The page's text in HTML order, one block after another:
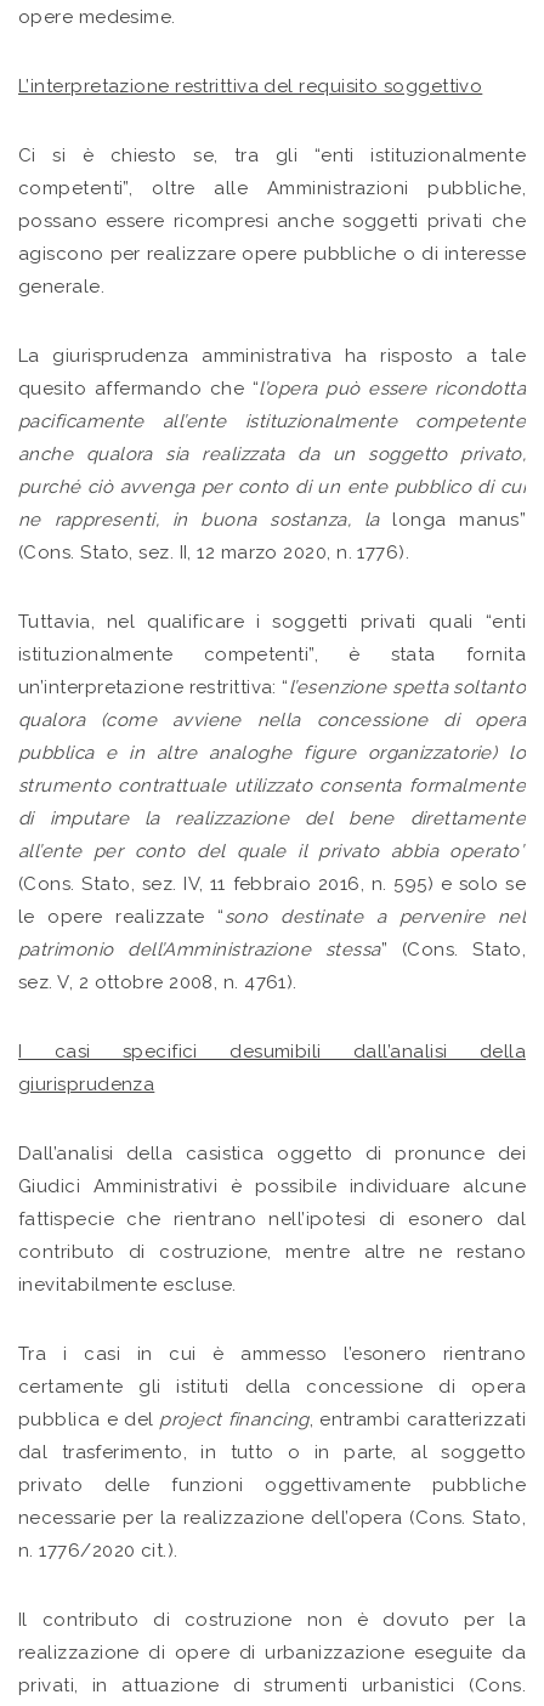
opere medesime.
L’interpretazione restrittiva del requisito soggettivo
Ci si è chiesto se, tra gli “enti istituzionalmente
competenti”, oltre alle Amministrazioni pubbliche,
possano essere ricompresi anche soggetti privati che
agiscono per realizzare opere pubbliche o di interesse
generale.
La giurisprudenza amministrativa ha risposto a tale
quesito affermando che “l’opera può essere ricondotta
pacificamente all’ente istituzionalmente competente
anche qualora sia realizzata da un soggetto privato,
purché ciò avvenga per conto di un ente pubblico di cui
ne rappresenti, in buona sostanza, la longa manus”
(Cons. Stato, sez. II, 12 marzo 2020, n. 1776).
Tuttavia, nel qualificare i soggetti privati quali “enti
istituzionalmente competenti”, è stata fornita
un’interpretazione restrittiva: “l’esenzione spetta soltanto
qualora (come avviene nella concessione di opera
pubblica e in altre analoghe figure organizzatorie) lo
strumento contrattuale utilizzato consenta formalmente
di imputare la realizzazione del bene direttamente
all’ente per conto del quale il privato abbia operato”
(Cons. Stato, sez. IV, 11 febbraio 2016, n. 595) e solo se
le opere realizzate “sono destinate a pervenire nel
patrimonio dell’Amministrazione stessa” (Cons. Stato,
sez. V, 2 ottobre 2008, n. 4761).
I casi specifici desumibili dall’analisi della
giurisprudenza
Dall’analisi della casistica oggetto di pronunce dei
Giudici Amministrativi è possibile individuare alcune
fattispecie che rientrano nell’ipotesi di esonero dal
contributo di costruzione, mentre altre ne restano
inevitabilmente escluse.
Tra i casi in cui è ammesso l’esonero rientrano
certamente gli istituti della concessione di opera
pubblica e del project financing, entrambi caratterizzati
dal trasferimento, in tutto o in parte, al soggetto
privato delle funzioni oggettivamente pubbliche
necessarie per la realizzazione dell’opera (Cons. Stato,
n. 1776/2020 cit.).
Il contributo di costruzione non è dovuto per la
realizzazione di opere di urbanizzazione eseguite da
privati, in attuazione di strumenti urbanistici (Cons.